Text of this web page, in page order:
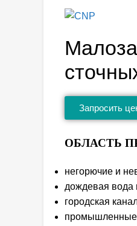
Запросить
ОБЛАСТЬ
негорючие и
дождевая вода
городская
промышленные